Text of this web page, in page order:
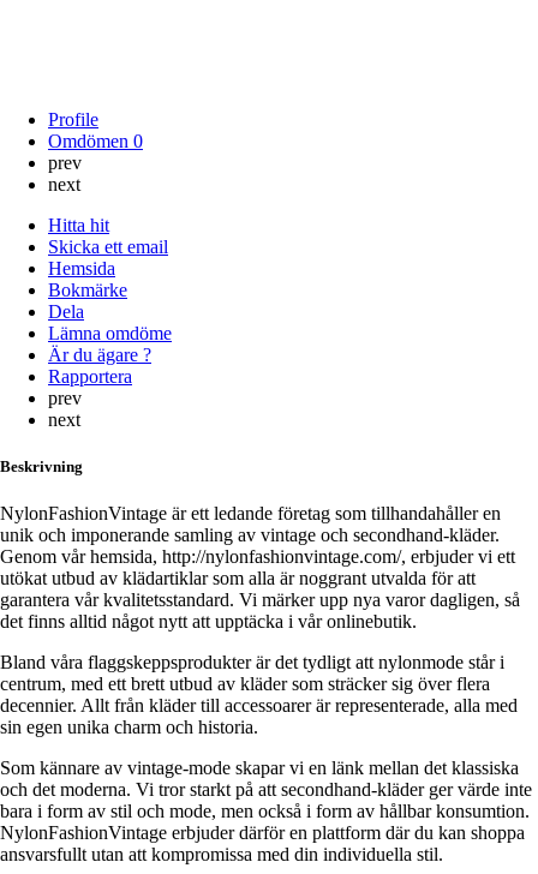
Profile
Omdömen 0
prev
next
Hitta hit
Skicka ett email
Hemsida
Bokmärke
Dela
Lämna omdöme
Är du ägare ?
Rapportera
prev
next
Beskrivning
NylonFashionVintage är ett ledande företag som tillhandahåller en
unik och imponerande samling av vintage och secondhand-kläder.
Genom vår hemsida, http://nylonfashionvintage.com/, erbjuder vi ett
utökat utbud av klädartiklar som alla är noggrant utvalda för att
garantera vår kvalitetsstandard. Vi märker upp nya varor dagligen, så
det finns alltid något nytt att upptäcka i vår onlinebutik.
Bland våra flaggskeppsprodukter är det tydligt att nylonmode står i
centrum, med ett brett utbud av kläder som sträcker sig över flera
decennier. Allt från kläder till accessoarer är representerade, alla med
sin egen unika charm och historia.
Som kännare av vintage-mode skapar vi en länk mellan det klassiska
och det moderna. Vi tror starkt på att secondhand-kläder ger värde inte
bara i form av stil och mode, men också i form av hållbar konsumtion.
NylonFashionVintage erbjuder därför en plattform där du kan shoppa
ansvarsfullt utan att kompromissa med din individuella stil.